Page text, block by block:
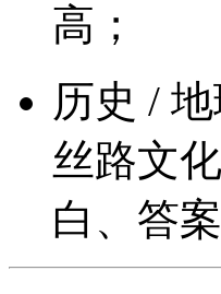
高；
历史 /
丝路文
白、答